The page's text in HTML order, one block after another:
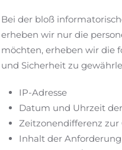
Bei der bloß
erheben wir nur die
möchten, erheben wir die
und Sicherheit zu
IP-Adresse
Datum und Uhrzeit
Zeitzonendifferenz zur
Inhalt der